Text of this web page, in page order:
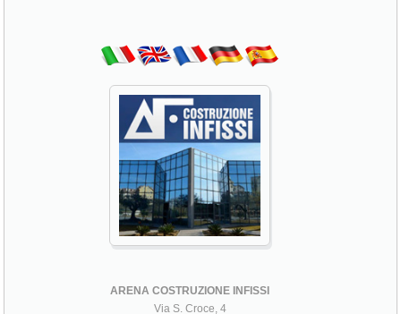
ARENA COSTRUZIONE INFISSI
Via S. Croce, 4